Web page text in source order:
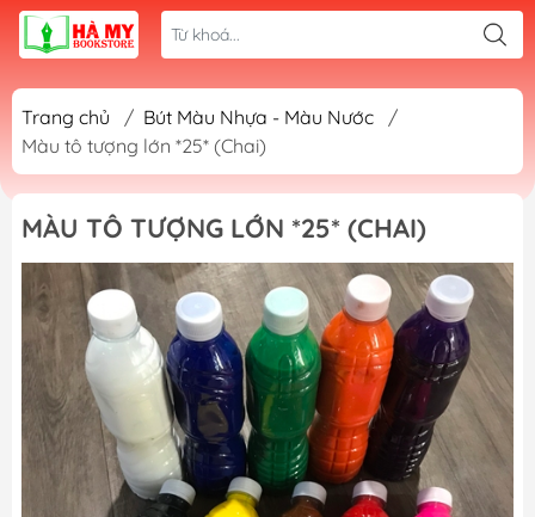
Trang chủ / Bút Màu Nhựa - Màu Nước
/
Màu tô tượng lớn *25* (Chai)
MÀU TÔ TƯỢNG LỚN *25* (CHAI)